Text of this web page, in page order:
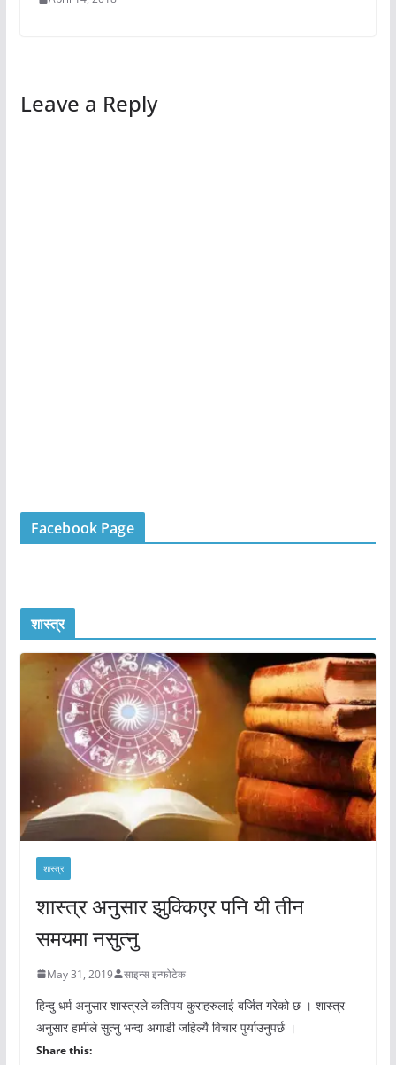
Leave a Reply
Facebook Page
शास्त्र
शास्त्र
शास्त्र अनुसार झुक्किएर पनि यी तीन
समयमा नसुत्नु
May 31, 2019 साइन्स इन्फोटेक
हिन्दु धर्म अनुसार शास्त्रले कतिपय कुराहरुलाई बर्जित गरेको छ । शास्त्र
अनुसार हामीले सुत्नु भन्दा अगाडी जहिल्यै विचार पुर्याउनुपर्छ ।
Share this: